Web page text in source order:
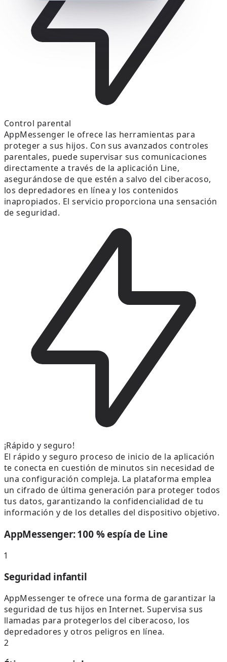
Control parental
AppMessenger le ofrece las herramientas para
proteger a sus hijos. Con sus avanzados controles
parentales, puede supervisar sus comunicaciones
directamente a través de la aplicación Line,
asegurándose de que estén a salvo del ciberacoso,
los depredadores en línea y los contenidos
inapropiados. El servicio proporciona una sensación
de seguridad.
¡Rápido y seguro!
El rápido y seguro proceso de inicio de la aplicación
te conecta en cuestión de minutos sin necesidad de
una configuración compleja. La plataforma emplea
un cifrado de última generación para proteger todos
tus datos, garantizando la confidencialidad de tu
información y de los detalles del dispositivo objetivo.
AppMessenger: 100 % espía de Line
1
Seguridad infantil
AppMessenger te ofrece una forma de garantizar la
seguridad de tus hijos en Internet. Supervisa sus
llamadas para protegerlos del ciberacoso, los
depredadores y otros peligros en línea.
2